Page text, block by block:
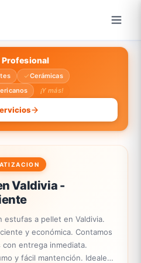
Profesional
Cerámicas
¡Y más!
Valdivia -
estufas a pellet en Valdivia.
y económica. Contamos
entrega inmediata.
y fácil mantención. Ideales